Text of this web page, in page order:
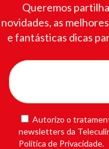
Queremos
novidades, as
e fantásticas dicas
Autorizo o
newsletters da
Política de Privacidade.